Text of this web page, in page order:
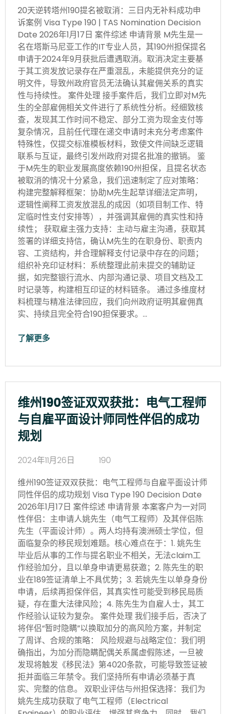
20天逆转塔州190提名被取消：三日内无补料成功申
诉案例 Visa Type 190 | TAS Nomination Decision
Date 2026年1月17日 案件综述 申请背景 M先生是一
名在塔斯马尼亚工作的IT专业人员，其190州担保提名
申请于2024年9月获批后遭遇取消。取消决定主要基
于其工资发放记录存在严重混乱，未能提供充分的证
明文件，导致州政府官员无法确认其雇佣关系的真实
性与持续性。 案件处理 接手案件后，我们立即对M先
生的全部雇佣相关文件进行了系统性分析。经细致核
查，发现其工作时间不稳定、部分工资为现金支付等
复杂情况，且前任代理在递交申请时未充分考虑案件
特殊性，仅提交标准模板材料，致使文件间缺乏逻辑
联系与互证，最终引发州政府对提名批准的撤销。 鉴
于M先生的职业发展高度依赖190州担保，且提名状态
被取消的情况十分紧急，我们迅速制定了应对策略：
构建完整解释框架：协助M先生起草详细法定声明，
逻辑性阐释工资发放混乱的成因（如项目制工作、特
定临时性支付安排等），并强调其雇佣的真实性和持
续性； 获取雇主强力支持：主动与雇主沟通，获取其
签署的详细支持信，确认M先生的在职身份、职责内
容、工资结构，并合理解释支付记录中存在的问题；
组织补充印证材料：系统整理此前未提交的辅助证
据，如完整银行流水、内部沟通记录、项目文档及工
时记录等，构建相互印证的材料链条。 通过多维度材
料梳理与精准法律回应，我们向州政府证明其雇佣真
实、持续且完全符合190担保要求。…
了解更多
维州190签证双双获批：电气工程师
与自雇平面设计师同性伴侣的成功
规划
2024年11月26日
190
维州190签证双双获批：电气工程师与自雇平面设计师
同性伴侣的成功规划 Visa Type 190 Decision Date
2026年1月17日 案件综述 申请背景 本案客户为一对同
性伴侣：主申请人姚先生（电气工程师）及其伴侣陈
先生（平面设计师）。两人均持有澳洲硕士学位，但
面临复杂的移民规划难题。核心难点在于：1. 姚先生
毕业后从事的工作与提名职业不相关，无法claim工
作经验加分，且以单身申请更易获邀；2. 陈先生的职
业在189签证清单上不具优势；3. 若姚先生以单身身份
申请，后续再担保伴侣，其真实性可能受到移民局质
疑，存在重大法律风险；4. 陈先生为自雇人士，其工
作经验认证较为复杂。 案件处理 我们接手后，否决了
将伴侣“暂时隐瞒”以换取加分的高风险方案，并制定
了周详、合规的策略： 风险规避与战略定位：我们明
确指出，为加分而隐瞒配偶关系属虚假陈述，一旦被
发现将触发《移民法》第4020条款，可能导致签证被
拒并面临三年禁令。我们坚持所有申请必须基于真
实、完整的信息。 双职业评估与州担保选择：我们为
姚先生成功获取了电气工程师（Electrical